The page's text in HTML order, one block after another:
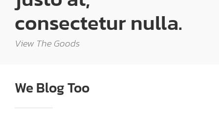
consectetur nulla.
View The Goods
We Blog Too